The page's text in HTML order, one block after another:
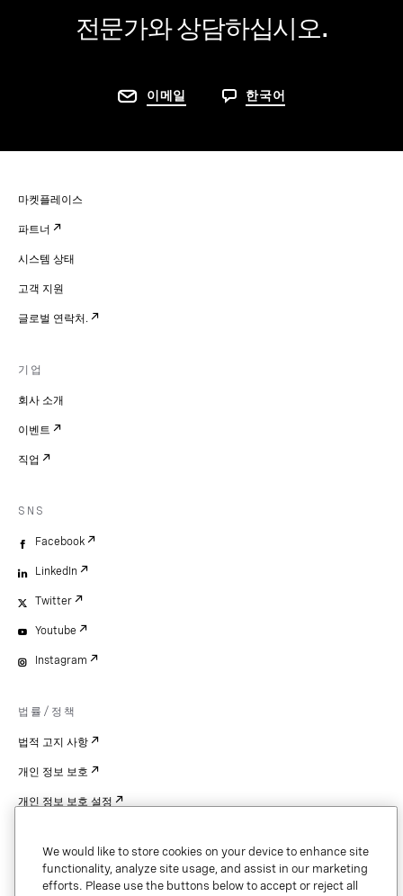
전문가와 상담하십시오.
이메일 한국어
마켓플레이스
파트너
시스템 상태
고객 지원
글로벌 연락처.
기업
회사 소개
이벤트
직업
SNS
Facebook
LinkedIn
Twitter
Youtube
Instagram
법률/정책
법적 고지 사항
개인 정보 보호
개인 정보 보호 설정
저작권
We would like to store cookies on your device to enhance site
functionality, analyze site usage, and assist in our marketing
efforts. Please use the buttons below to accept or reject all